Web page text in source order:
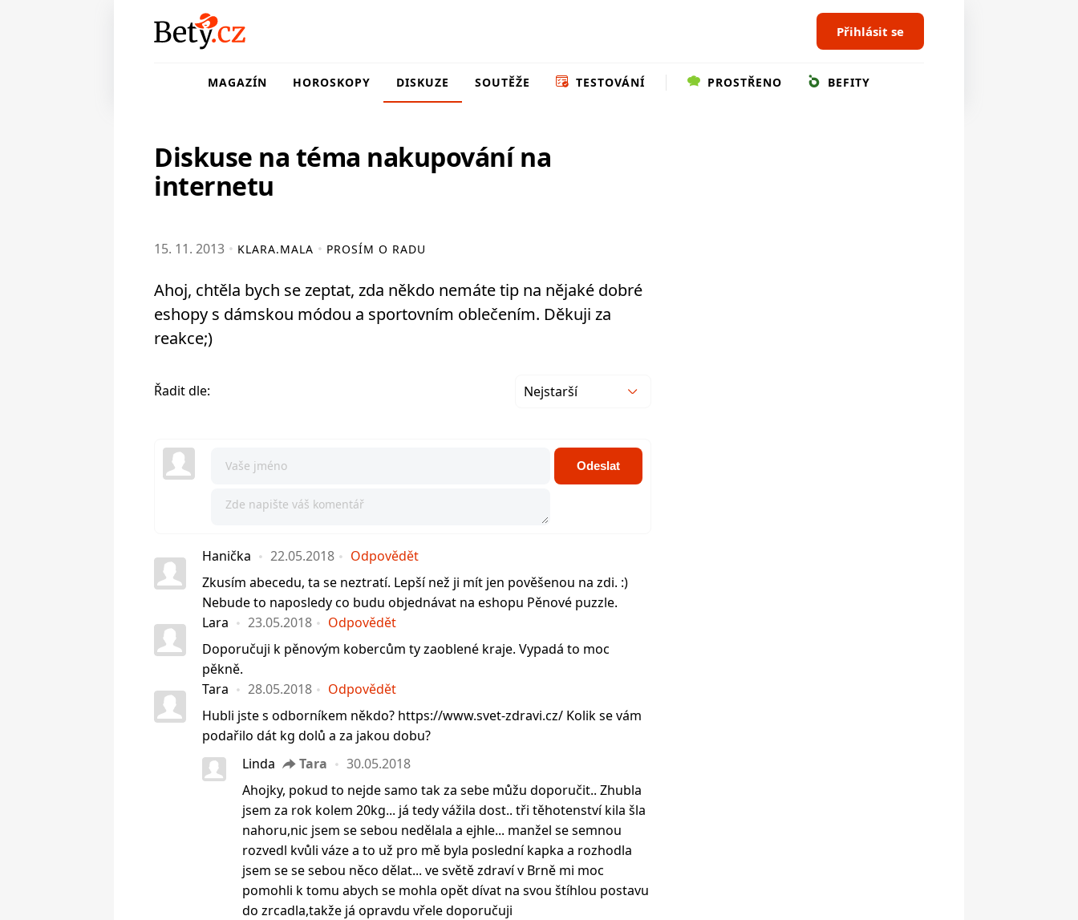
Přihlásit se
MAGAZÍN HOROSKOPY DISKUZE SOUTĚŽE TESTOVÁNÍ PROSTŘENO BEFITY
Diskuse na téma nakupování na
internetu
15. 11. 2013 KLARA.MALA PROSÍM O RADU
Ahoj, chtěla bych se zeptat, zda někdo nemáte tip na nějaké dobré
eshopy s dámskou módou a sportovním oblečením. Děkuji za
reakce;)
Řadit dle: Nejstarší
Odeslat
Hanička 22.05.2018
Odpovědět
Zkusím abecedu, ta se neztratí. Lepší než ji mít jen pověšenou na zdi. :)
Nebude to naposledy co budu objednávat na eshopu Pěnové puzzle.
Lara
23.05.2018
Odpovědět
Doporučuji k pěnovým kobercům ty zaoblené kraje. Vypadá to moc
pěkně.
Tara
28.05.2018
Odpovědět
Hubli jste s odborníkem někdo? https://www.svet-zdravi.cz/ Kolik se vám
podařilo dát kg dolů a za jakou dobu?
Linda
Tara
30.05.2018
Ahojky, pokud to nejde samo tak za sebe můžu doporučit.. Zhubla
jsem za rok kolem 20kg... já tedy vážila dost.. tři těhotenství kila šla
nahoru,nic jsem se sebou nedělala a ejhle... manžel se semnou
rozvedl kvůli váze a to už pro mě byla poslední kapka a rozhodla
jsem se se sebou něco dělat... ve světě zdraví v Brně mi moc
pomohli k tomu abych se mohla opět dívat na svou štíhlou postavu
do zrcadla,takže já opravdu vřele doporučuji